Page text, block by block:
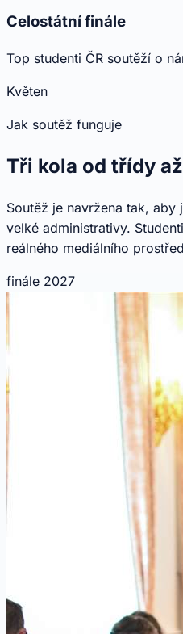
Celostátní finále
Top studenti ČR soutěží o
Květen
Jak soutěž funguje
Tři kola od třídy
Soutěž je navržena tak,
velké administrativy.
reálného mediálního
finále 2027